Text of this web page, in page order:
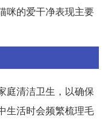
咪的爱干净表现主要
庭清洁卫生，以确保
生活时会频繁梳理毛